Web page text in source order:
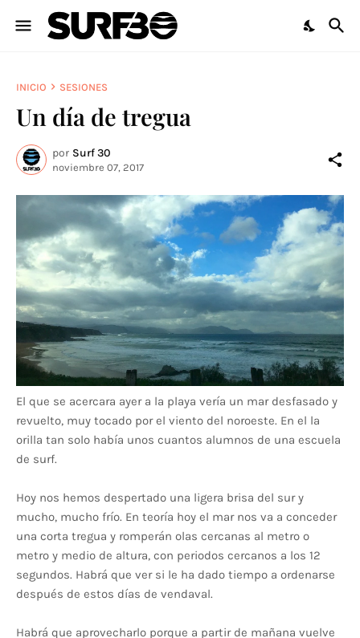
INICIO SESIONES
Un día de tregua
por Surf 30
noviembre 07, 2017
El que se acercara ayer a la playa vería un mar desfasado y
revuelto, muy tocado por el viento del noroeste. En el la
orilla tan solo había unos cuantos alumnos de una escuela
de surf.
Hoy nos hemos despertado una ligera brisa del sur y
mucho, mucho frío. En teoría hoy el mar nos va a conceder
una corta tregua y romperán olas cercanas al metro o
metro y medio de altura, con periodos cercanos a los 12
segundos. Habrá que ver si le ha dado tiempo a ordenarse
después de estos días de vendaval.
Habrá que aprovecharlo porque a partir de mañana vuelve